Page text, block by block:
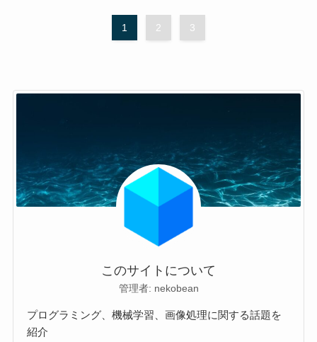
1 2 3
このサイトについて
管理者: nekobean
プログラミング、機械学習、画像処理に関する話題を
紹介